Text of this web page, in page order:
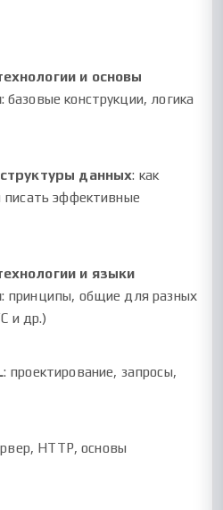
и основы
: базовые конструкции, логика
данных: как
эффективные
и языки
: принципы, общие для разных
и др.)
: проектирование, запросы,
HTTP, основы